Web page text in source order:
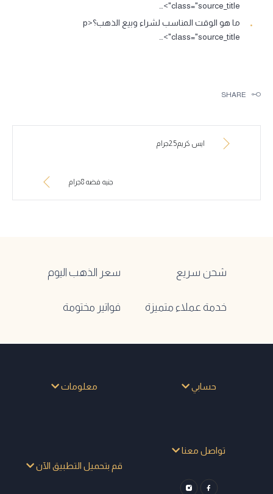
class="source_title">…
ما هو الوقت المناسب لشراء وبيع الذهب؟<p
class="source_title">…
SHARE
ايس كريم2.5جرام
جنيه فضه 8جرام
شحن سريع سعر الذهب اليوم
خدمة عملاء متميزة فواتير مختومة
حسابي معلومات
تواصل معنا
قم بتحميل التطبيق الآن